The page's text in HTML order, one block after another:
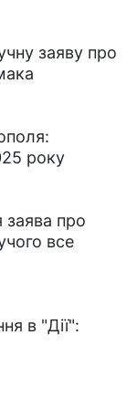
заяву про
року
про
все
в "Дії":